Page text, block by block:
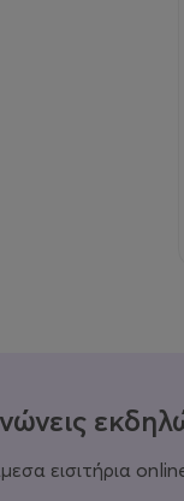
εισιτήρια